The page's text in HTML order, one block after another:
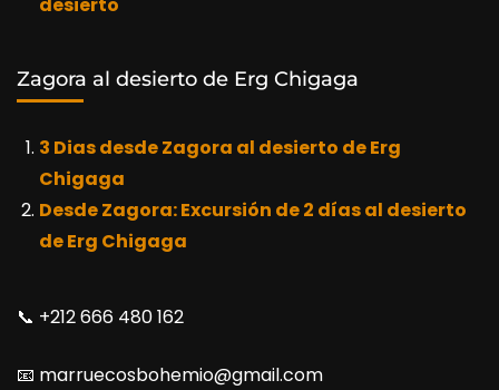
Zagora al desierto de Erg Chigaga
3 Dias desde Zagora al desierto de Erg
Chigaga
Desde Zagora: Excursión de 2 días al desierto
de Erg Chigaga
📞​ +212 666 480 162
📧​ marruecosbohemio@gmail.com